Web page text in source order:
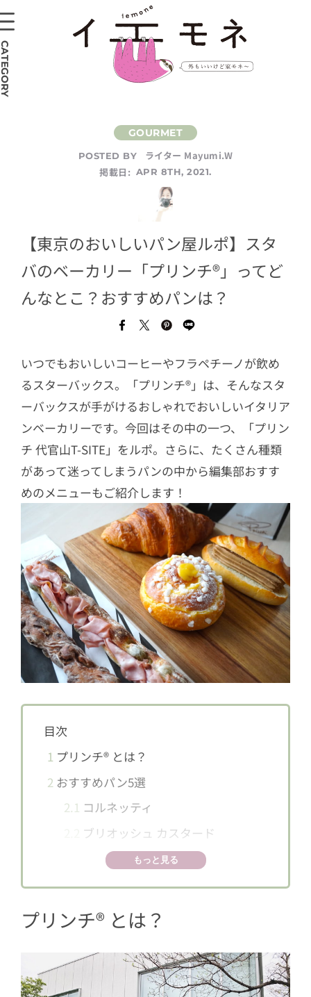
POSTED BY
ライター Mayumi.W
掲載日: APR 8TH, 2021.
【東京のおいしいパン屋ルポ】スタ
バのベーカリー「プリンチ®︎」ってど
んなとこ？おすすめパンは？
いつでもおいしいコーヒーやフラペチーノが飲め
るスターバックス。「プリンチ®︎」は、そんなスタ
ーバックスが手がけるおしゃれでおいしいイタリア
ンベーカリーです。今回はその中の一つ、「プリン
チ 代官山T-SITE」をルポ。さらに、たくさん種類
があって迷ってしまうパンの中から編集部おすす
めのメニューもご紹介します！
目次
1 プリンチ®︎ とは？
2 おすすめパン5選
2.1 コルネッティ
ブリオッシュ カスタード
ヴィエネーゼ クレマカフェ
2.4スフィラティーニ ヴィノロッソ ＆
2.5 スフィラティーニサンド ピスタチ
もっと見る
プリンチ®︎ とは？